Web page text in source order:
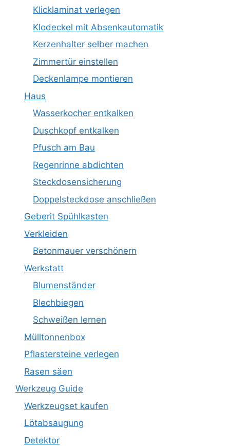
Klicklaminat verlegen
Klodeckel mit Absenkautomatik
Kerzenhalter selber machen
Zimmertür einstellen
Deckenlampe montieren
Haus
Wasserkocher entkalken
Duschkopf entkalken
Pfusch am Bau
Regenrinne abdichten
Steckdosensicherung
Doppelsteckdose anschließen
Geberit Spühlkasten
Verkleiden
Betonmauer verschönern
Werkstatt
Blumenständer
Blechbiegen
Schweißen lernen
Mülltonnenbox
Pflastersteine verlegen
Rasen säen
Werkzeug Guide
Werkzeugset kaufen
Lötabsaugung
Detektor